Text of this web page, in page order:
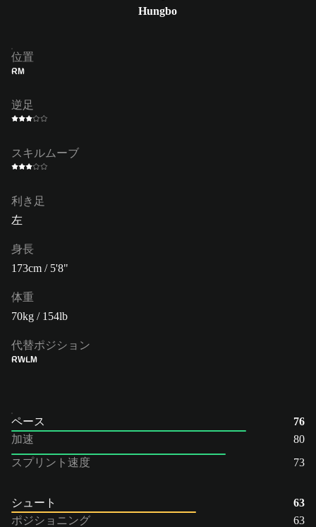
Hungbo
位置
RM
逆足
スキルムーブ
利き足
左
身長
173cm / 5'8"
体重
70kg / 154lb
代替ポジション
RWLM
ペース
76
加速
80
スプリント速度
73
シュート
63
ポジショニング
63